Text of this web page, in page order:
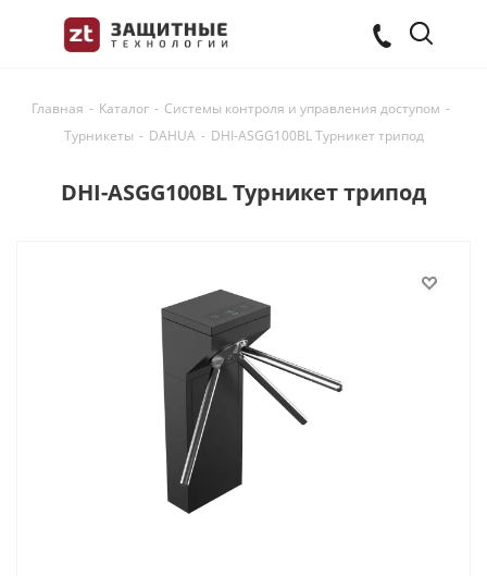
Главная - Каталог - Системы контроля и управления доступом -
Турникеты - DAHUA - DHI-ASGG100BL Турникет трипод
DHI-ASGG100BL Турникет трипод